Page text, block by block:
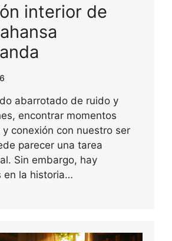
interior de
abarrotado de ruido y
encontrar momentos
y conexión con nuestro ser
parecer una tarea
Sin embargo, hay
en la historia…